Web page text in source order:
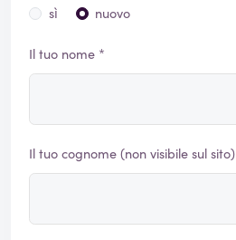
sì
nuovo
Il tuo nome *
Il tuo cognome (non visibile sul sito)